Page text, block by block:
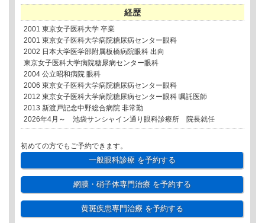
経歴
2001 東京女子医科大学 卒業
2001 東京女子医科大学病院糖尿病センター眼科
2002 日本大学医学部附属板橋病院眼科 出向
東京女子医科大学病院糖尿病センター眼科
2004 公立昭和病院 眼科
2006 東京女子医科大学病院糖尿病センター眼科
2012 東京女子医科大学病院糖尿病センター眼科 嘱託医師
2013 新渡戸記念中野総合病院 非常勤
2026年4月～ 池袋サンシャイン通り眼科診療所 院長就任
初めての方でもご予約できます。
一般眼科診療を予約する
網膜・硝子体専門治療を予約する
黄斑疾患専門治療を予約する